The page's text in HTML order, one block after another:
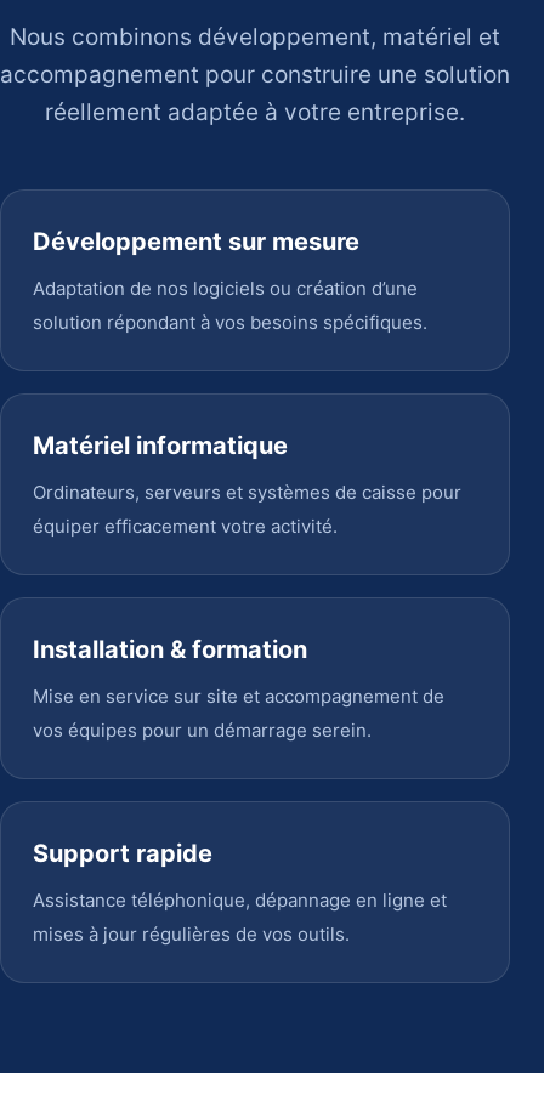
Nous combinons développement, matériel et
accompagnement pour construire une solution
réellement adaptée à votre entreprise.
Développement sur mesure
Adaptation de nos logiciels ou création d’une
solution répondant à vos besoins spécifiques.
Matériel informatique
Ordinateurs, serveurs et systèmes de caisse pour
équiper efficacement votre activité.
Installation & formation
Mise en service sur site et accompagnement de
vos équipes pour un démarrage serein.
Support rapide
Assistance téléphonique, dépannage en ligne et
mises à jour régulières de vos outils.